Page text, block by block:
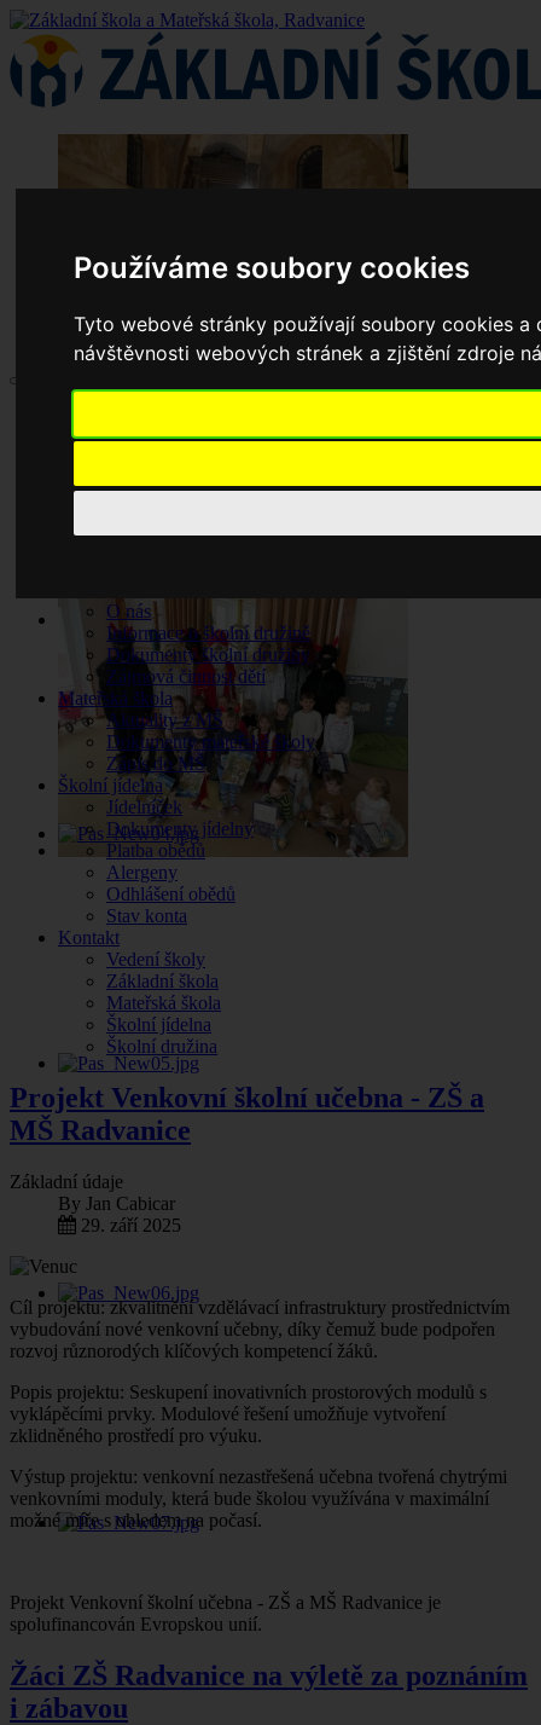
Používáme soubory cookies
Tyto webové stránky používají soubory cookies a
návštěvnosti webových stránek a zjištění zdroje
Základní škola
O nás
Informace o školní družině
Dokumenty školní družiny
Zájmová činnost dětí
Mateřská škola
Aktuality z MŠ
Dokumenty mateřské školy
Zápis do MŠ
Školní jídelna
Jídelníček
Dokumenty jídelny
Platba obědů
Alergeny
Odhlášení obědů
Stav konta
Kontakt
Vedení školy
Základní škola
Mateřská škola
Školní jídelna
Školní družina
Projekt Venkovní školní učebna - ZŠ a
MŠ Radvanice
Základní údaje
By Jan Cabicar
29. září 2025
Cíl projektu: zkvalitnění vzdělávací infrastruktury prostřednictvím
vybudování nové venkovní učebny, díky čemuž bude podpořen
rozvoj různorodých klíčových kompetencí žáků.
Popis projektu: Seskupení inovativních prostorových modulů s
vyklápěcími prvky. Modulové řešení umožňuje vytvoření
zklidněného prostředí pro výuku.
Výstup projektu: venkovní nezastřešená učebna tvořená chytrými
venkovními moduly, která bude školou využívána v maximální
možné míře s ohledem na počasí.
Projekt Venkovní školní učebna - ZŠ a MŠ Radvanice je
spolufinancován Evropskou unií.
Žáci ZŠ Radvanice na výletě za poznáním
i zábavou